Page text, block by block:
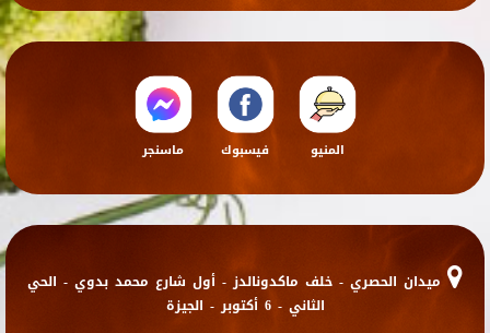
المنيو فيسبوك ماسنجر
ميدان الحصري - خلف ماكدونالدز - أول شارع محمد بدوي - الحي
الثاني - 6 أكتوبر - الجيزة